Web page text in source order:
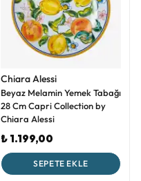
Chiara Alessi
Beyaz Melamin Yemek Tabağı
28 Cm Capri Collection by
Chiara Alessi
₺ 1.199,00
SEPETE EKLE